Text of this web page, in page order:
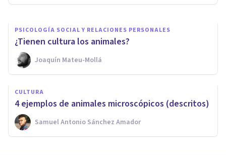
PSICOLOGÍA SOCIAL Y RELACIONES PERSONALES
¿Tienen cultura los animales?
Joaquín Mateu-Mollá
CULTURA
4 ejemplos de animales microscópicos (descritos)
Samuel Antonio Sánchez Amador